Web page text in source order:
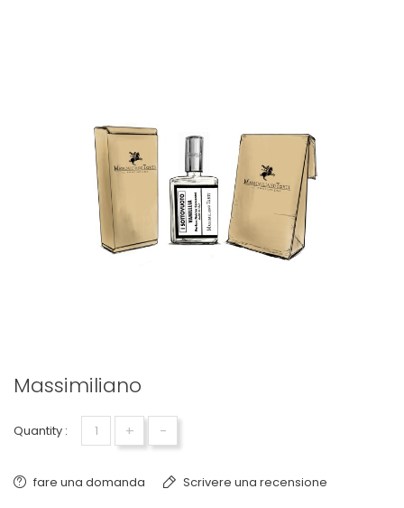
Massimiliano
Quantity : + -
fare una domanda Scrivere una recensione